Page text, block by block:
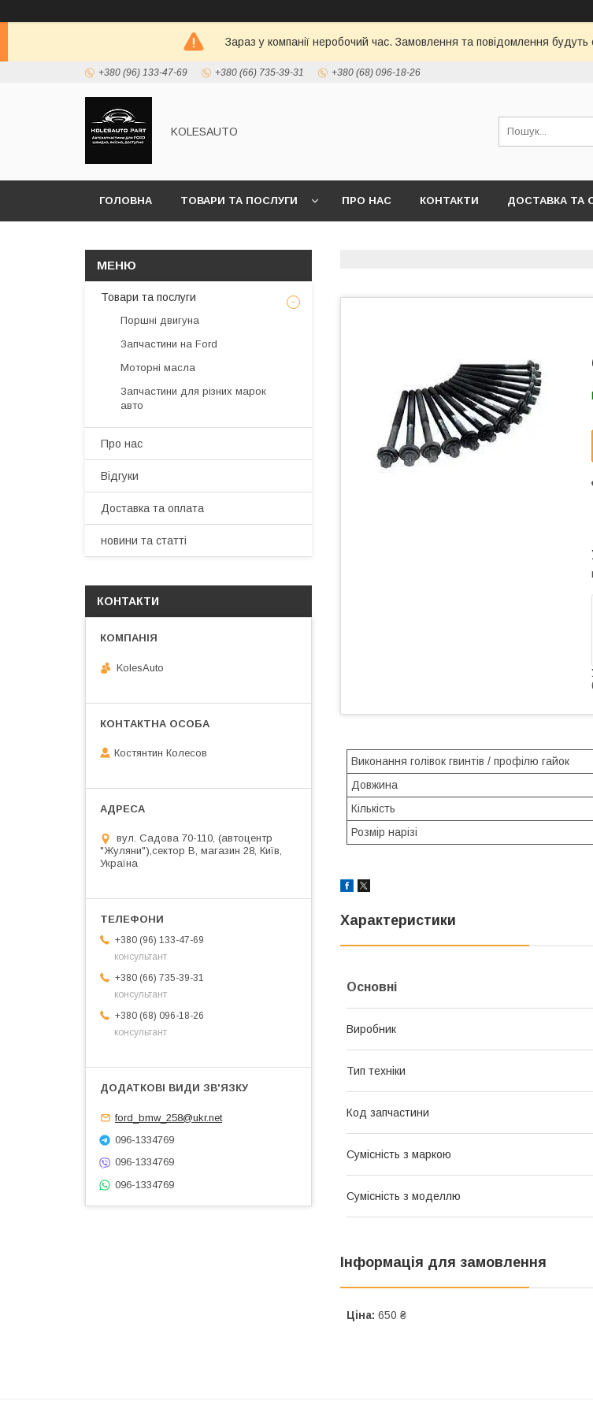
Зараз у компанії неробочий час. Замовлення та повідомлення
+380 (96) 133-47-69 +380 (66) 735-39-31 +380 (68) 096-18-26
KOLESAUTO
ГОЛОВНА ТОВАРИ ТА ПОСЛУГИ ПРО НАС КОНТАКТИ ДОСТАВКА ТА
Виконання голівок гвинтів / профілю гайок
Довжина
Кількість
Розмір нарізі
Характеристики
Основні
Виробник
Тип техніки
Код запчастини
Сумісність з маркою
Сумісність з моделлю
Інформація для замовлення
Ціна: 650 ₴
Товари та послуги
Поршні двигуна
Запчастини на Ford
Моторні масла
Запчастини для різних марок
авто
Про нас
Відгуки
Доставка та оплата
новини та статті
КОНТАКТИ
KolesAuto
Костянтин Колесов
вул. Садова 70-110, (автоцентр
"Жуляни"),сектор В, магазин 28, Київ,
Україна
+380 (96) 133-47-69
консультант
+380 (66) 735-39-31
консультант
+380 (68) 096-18-26
консультант
ford_bmw_258@ukr.net
096-1334769
096-1334769
096-1334769